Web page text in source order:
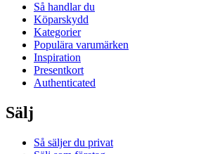
Så handlar du
Köparskydd
Kategorier
Populära varumärken
Inspiration
Presentkort
Authenticated
Sälj
Så säljer du privat